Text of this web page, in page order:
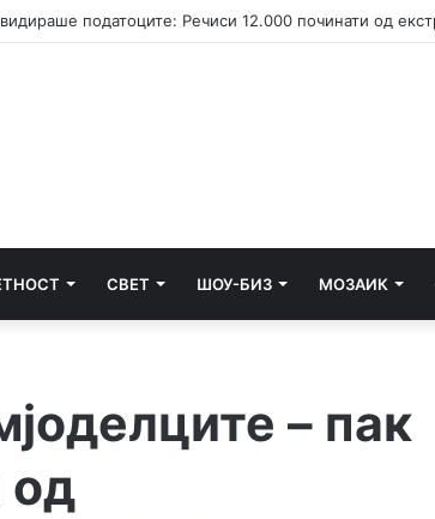
СВЕТ ШОУ-БИЗ МОЗАИК
– пак
од